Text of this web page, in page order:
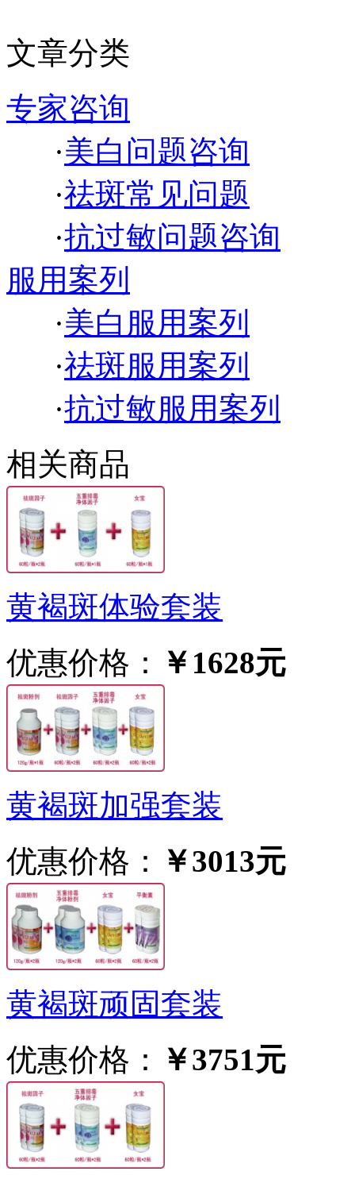
文章分类
专家咨询
·美白问题咨询
·祛斑常见问题
·抗过敏问题咨询
服用案列
·美白服用案列
·祛斑服用案列
·抗过敏服用案列
相关商品
黄褐斑体验套装
优惠价格：
￥1628元
黄褐斑加强套装
优惠价格：
￥3013元
黄褐斑顽固套装
优惠价格：
￥3751元